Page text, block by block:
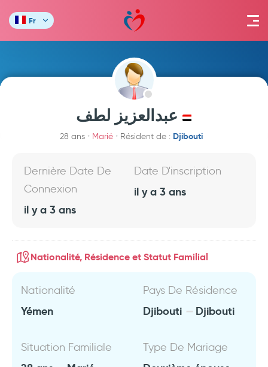
Fr
عبدالعزيز لطف
28 ans Marié Résident de : Djibouti
Dernière Date De
Connexion
il y a 3 ans
Date D'inscription
il y a 3 ans
Nationalité, Résidence et Statut Familial
Nationalité
Yémen
Pays De Résidence
Djibouti Djibouti
Situation Familiale Type De Mariage